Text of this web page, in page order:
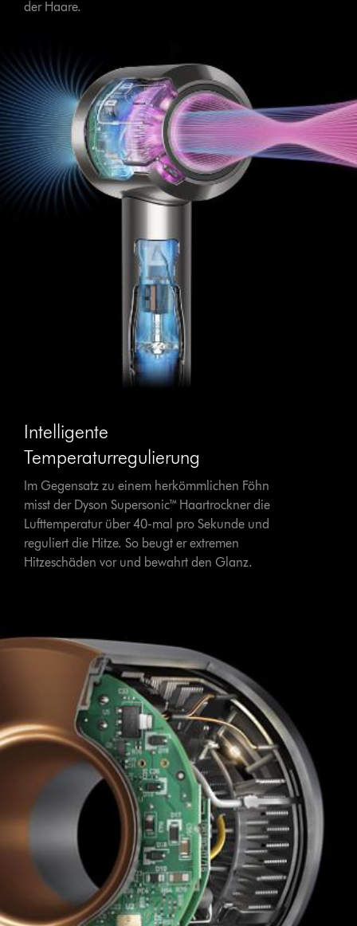
der Haare.
Intelligente
Temperaturregulierung
Im Gegensatz zu einem herkömmlichen Föhn
misst der Dyson Supersonic™ Haartrockner die
Lufttemperatur über 40-mal pro Sekunde und
reguliert die Hitze. So beugt er extremen
Hitzeschäden vor und bewahrt den Glanz.